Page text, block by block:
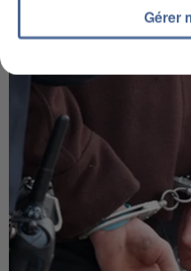
L’UN DES
MAFIA INTERPELLÉ
Gérer